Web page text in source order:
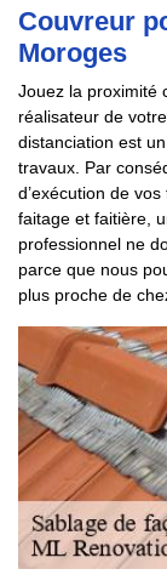
Couvreur
Moroges
Jouez la proximité
réalisateur de
distanciation est
travaux. Par
d’exécution de
faitage et faitière,
professionnel ne
parce que nous
plus proche de